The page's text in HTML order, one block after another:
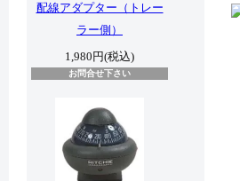
配線アダプター（トレー
ラー側）
1,980円(税込)
お問合せ下さい